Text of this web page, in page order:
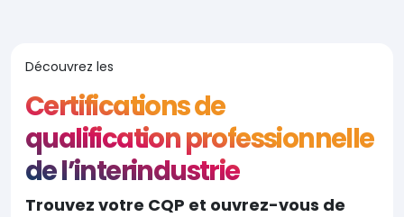
Découvrez les
Certifications de
qualification professionnelle
de l’interindustrie
Trouvez votre CQP et ouvrez-vous de